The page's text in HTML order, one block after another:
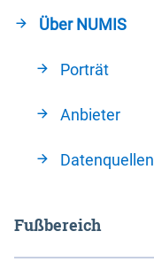
Über NUMIS
Porträt
Anbieter
Datenquellen
Fußbereich